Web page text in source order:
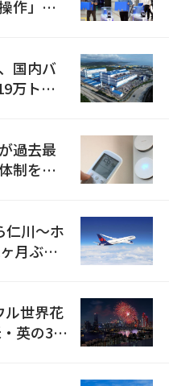
作」の
国内バ
万トン
過去最
制を点
仁川〜ホ
月ぶり
ル世界花
英の3カ